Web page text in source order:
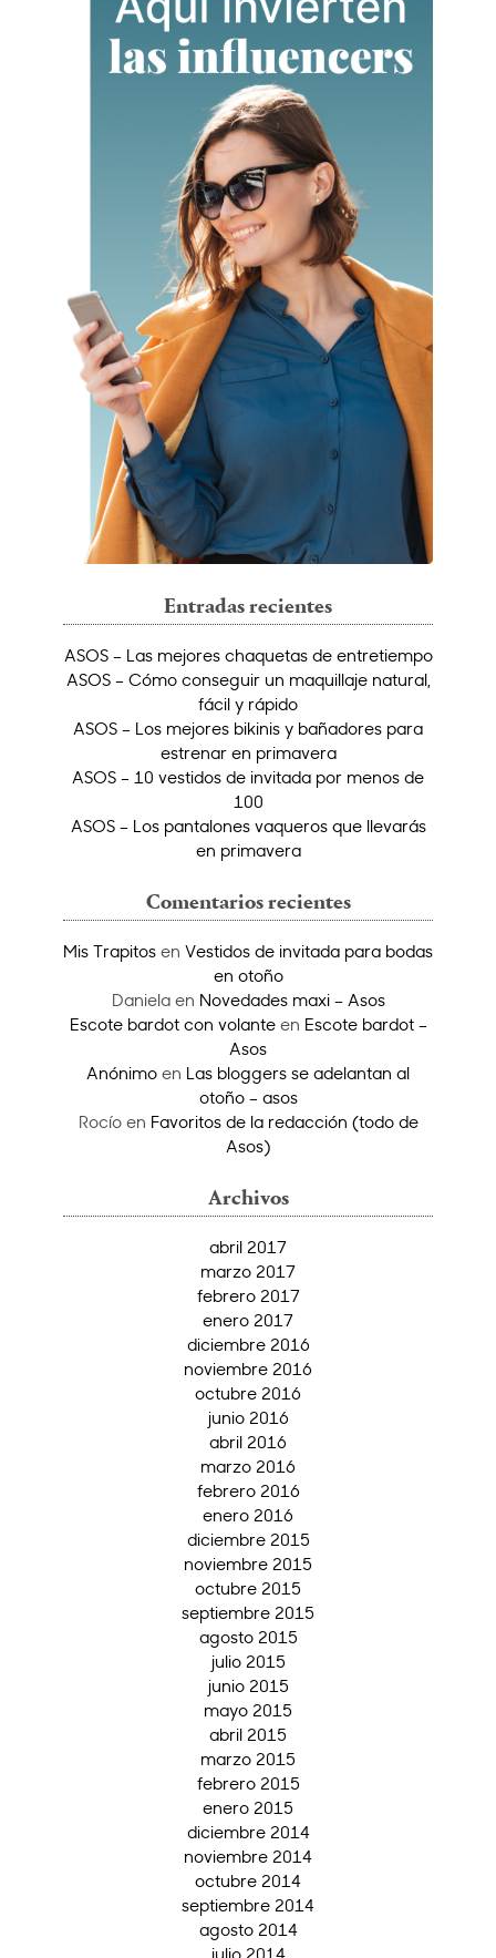
Entradas recientes
ASOS – Las mejores chaquetas de entretiempo
ASOS – Cómo conseguir un maquillaje natural,
fácil y rápido
ASOS – Los mejores bikinis y bañadores para
estrenar en primavera
ASOS – 10 vestidos de invitada por menos de
100
ASOS – Los pantalones vaqueros que llevarás
en primavera
Comentarios recientes
Mis Trapitos en Vestidos de invitada para bodas
en otoño
Danielaen Novedades maxi – Asos
Escote bardot con volanteen Escote bardot –
Asos
Anónimo en Las bloggers se adelantan al
otoño – asos
Rocíoen Favoritos de la redacción (todo de
Asos)
Archivos
abril 2017
marzo 2017
febrero 2017
enero 2017
diciembre 2016
noviembre 2016
octubre 2016
junio 2016
abril 2016
marzo 2016
febrero 2016
enero 2016
diciembre 2015
noviembre 2015
octubre 2015
septiembre 2015
agosto 2015
julio 2015
junio 2015
mayo 2015
abril 2015
marzo 2015
febrero 2015
enero 2015
diciembre 2014
noviembre 2014
octubre 2014
septiembre 2014
agosto 2014